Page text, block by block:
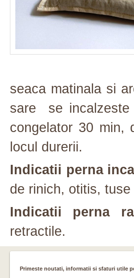
seaca matinala si
sare se
congelator 30 min,
locul durerii.
Indicatii perna
de rinich, otitis,
Indicatii perna
retractile.
Primeste noutati, informatii si sfaturi utile